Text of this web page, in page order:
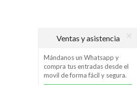
Ventas y asistencia
Mándanos un Whatsapp y
compra tus entradas desde el
movil de forma fácil y segura.